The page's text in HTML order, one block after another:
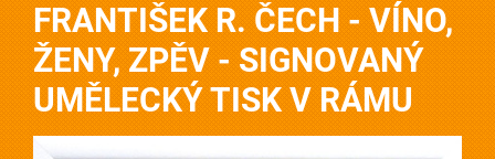
FRANTIŠEK R. ČECH - VÍNO,
ŽENY, ZPĚV - SIGNOVANÝ
UMĚLECKÝ TISK V RÁMU